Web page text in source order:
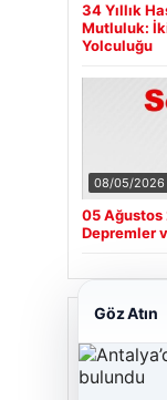
34 Yıllık
Mutluluk:
Yolculuğu
08/05/2026
05 Ağustos
Depremler
Son
Cengiz
Göz Atın